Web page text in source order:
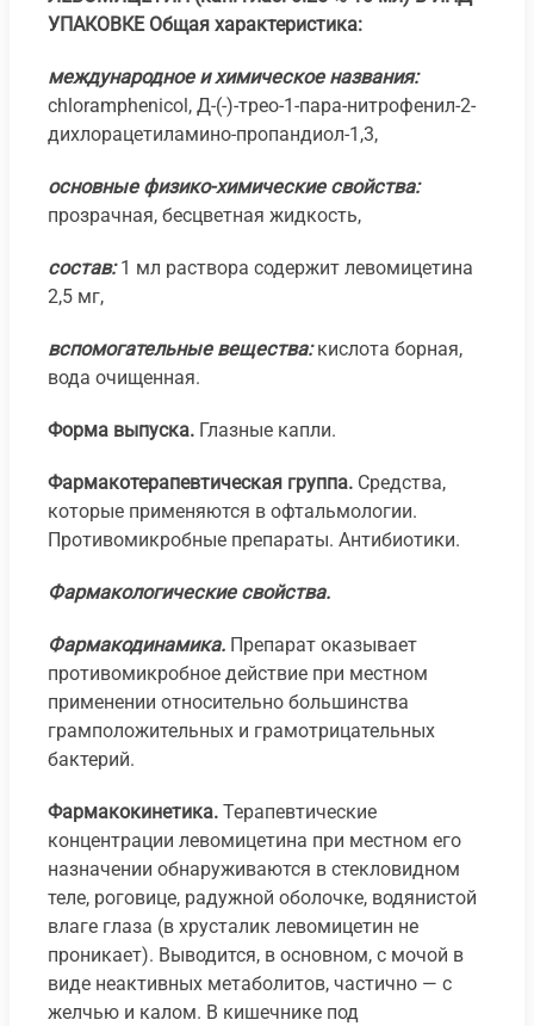
УПАКОВКЕ Общая характеристика:
международное и химическое названия:
chloramphenicol, Д-(-)-трео-1-пара-нитрофенил-2-
дихлорацетиламино-пропандиол-1,3,
основные физико-химические свойства:
прозрачная, бесцветная жидкость,
состав: 1 мл раствора содержит левомицетина
2,5 мг,
вспомогательные вещества:кислота борная,
вода очищенная.
Форма выпуска. Глазные капли.
Фармакотерапевтическая группа. Средства,
которые применяются в офтальмологии.
Противомикробные препараты. Антибиотики.
Фармакологические свойства.
Фармакодинамика. Препарат оказывает
противомикробное действие при местном
применении относительно большинства
грамположительных и грамотрицательных
бактерий.
Фармакокинетика. Терапевтические
концентрации левомицетина при местном его
назначении обнаруживаются в стекловидном
теле, роговице, радужной оболочке, водянистой
влаге глаза (в хрусталик левомицетин не
проникает). Выводится, в основном, с мочой в
виде неактивных метаболитов, частично — с
желчью и калом. В кишечнике под